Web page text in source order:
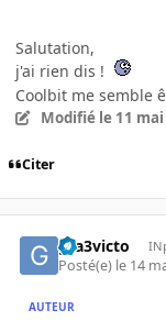
Salutation,
j'ai rien dis !
Coolbit me semble
Modifié le 11
Citer
gta3victo
Posté(e) le 14
AUTEUR